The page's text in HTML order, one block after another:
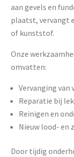
aan gevels en
plaatst, vervangt
of kunststof.
Onze
omvatten:
Vervanging van
Reparatie bij
Reinigen en
Nieuw lood- en
Door tijdig